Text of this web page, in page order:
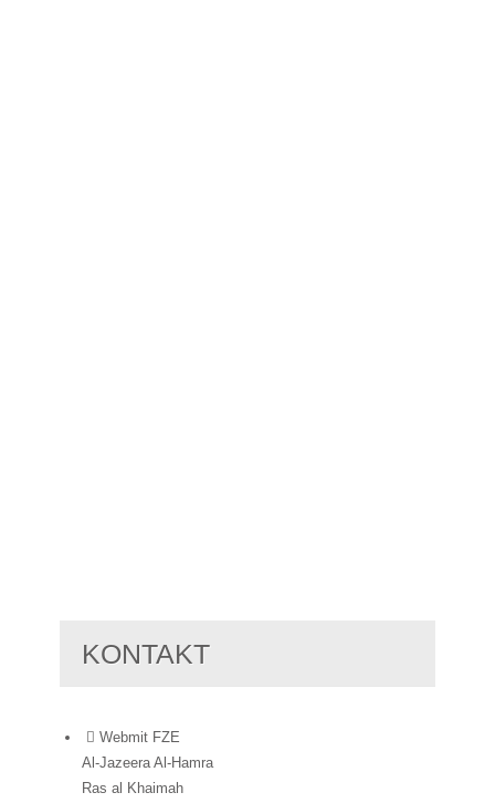
KONTAKT
Webmit FZE
Al-Jazeera Al-Hamra
Ras al Khaimah